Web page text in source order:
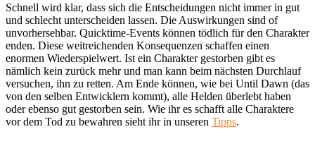
Schnell wird klar, dass sich die Entscheidungen nicht immer in gut
und schlecht unterscheiden lassen. Die Auswirkungen sind of
unvorhersehbar. Quicktime-Events können tödlich für den Charakter
enden. Diese weitreichenden Konsequenzen schaffen einen
enormen Wiederspielwert. Ist ein Charakter gestorben gibt es
nämlich kein zurück mehr und man kann beim nächsten Durchlauf
versuchen, ihn zu retten. Am Ende können, wie bei Until Dawn (das
von den selben Entwicklern kommt), alle Helden überlebt haben
oder ebenso gut gestorben sein. Wie ihr es schafft alle Charaktere
vor dem Tod zu bewahren sieht ihr in unseren Tipps.